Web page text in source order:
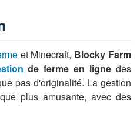
et Minecraft, Blocky Farm
de ferme en ligne des
pas d'originalité. La gestion
plus amusante, avec des